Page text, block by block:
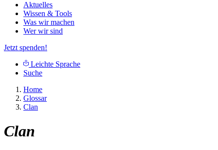
Aktuelles
Wissen & Tools
Was wir machen
Wer wir sind
Jetzt spenden!
Leichte Sprache
Suche
Home
Glossar
Clan
Clan